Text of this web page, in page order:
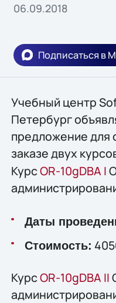
06.09.2018
Подписаться в
Учебный центр
Петербург
предложение для
заказе двух
КурсOR-10gDBA I
Даты
Стоимость:
КурсOR-10gDBA II